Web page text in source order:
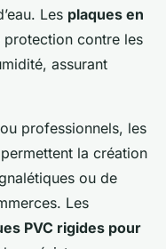
Les plaques en
protection contre les
assurant
professionnels, les
permettent la création
ou de
Les
PVC rigides pour